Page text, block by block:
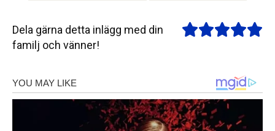
Dela gärna detta inlägg med din
familj och vänner!